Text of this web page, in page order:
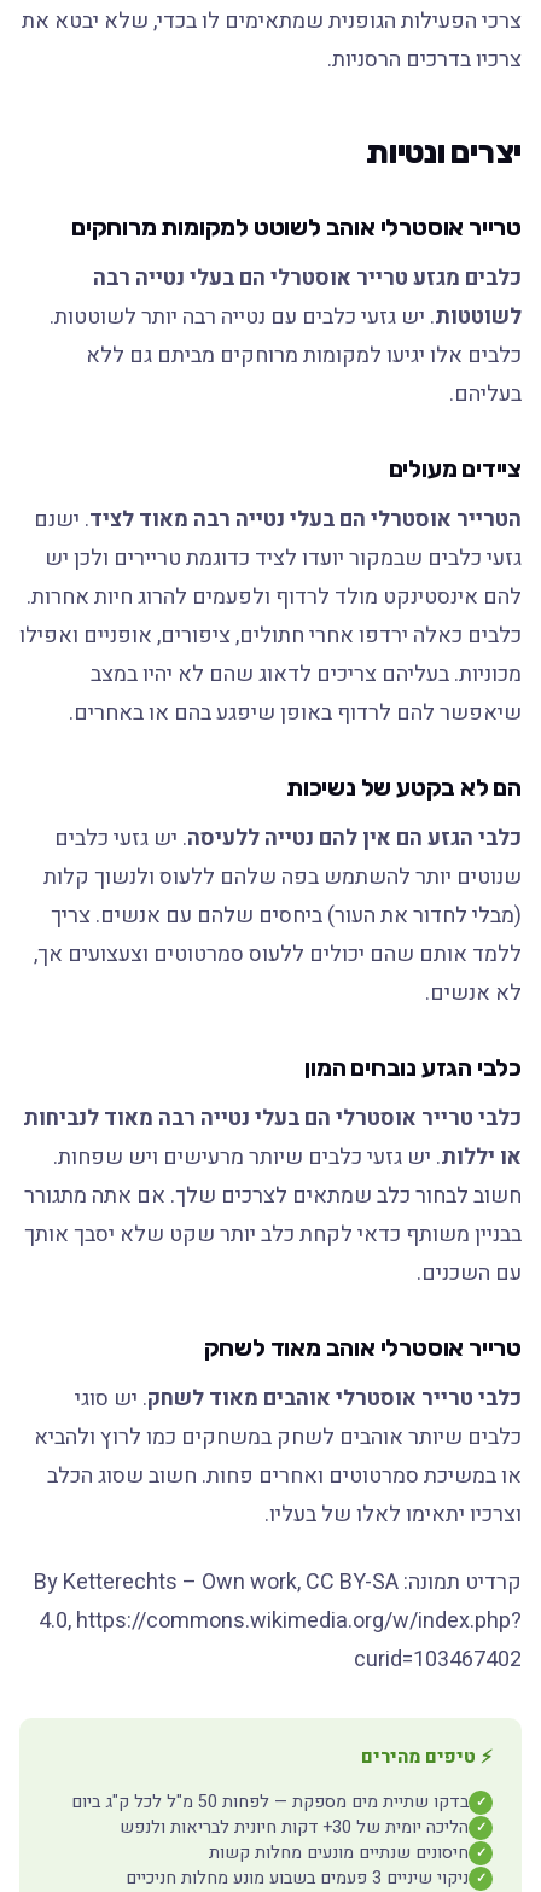
צרכי הפעילות הגופנית שמתאימים לו בכדי, שלא יבטא את
צרכיו בדרכים הרסניות.
יצרים ונטיות
טרייר אוסטרלי אוהב לשוטט למקומות מרוחקים
כלבים מגזע טרייר אוסטרלי הם בעלי נטייה רבה
לשוטטות. יש גזעי כלבים עם נטייה רבה יותר לשוטטות.
כלבים אלו יגיעו למקומות מרוחקים מביתם גם ללא
בעליהם.
ציידים מעולים
הטרייר אוסטרלי הם בעלי נטייה רבה מאוד לציד. ישנם
גזעי כלבים שבמקור יועדו לציד כדוגמת טריירים ולכן יש
להם אינסטינקט מולד לרדוף ולפעמים להרוג חיות אחרות.
כלבים כאלה ירדפו אחרי חתולים, ציפורים, אופניים ואפילו
מכוניות. בעליהם צריכים לדאוג שהם לא יהיו במצב
שיאפשר להם לרדוף באופן שיפגע בהם או באחרים.
הם לא בקטע של נשיכות
כלבי הגזע הם אין להם נטייה ללעיסה. יש גזעי כלבים
שנוטים יותר להשתמש בפה שלהם ללעוס ולנשוך קלות
(מבלי לחדור את העור) ביחסים שלהם עם אנשים. צריך
ללמד אותם שהם יכולים ללעוס סמרטוטים וצעצועים אך,
לא אנשים.
כלבי הגזע נובחים המון
כלבי טרייר אוסטרלי הם בעלי נטייה רבה מאוד לנביחות
או יללות. יש גזעי כלבים שיותר מרעישים ויש שפחות.
חשוב לבחור כלב שמתאים לצרכים שלך. אם אתה מתגורר
בבניין משותף כדאי לקחת כלב יותר שקט שלא יסבך אותך
עם השכנים.
טרייר אוסטרלי אוהב מאוד לשחק
כלבי טרייר אוסטרלי אוהבים מאוד לשחק. יש סוגי
כלבים שיותר אוהבים לשחק במשחקים כמו לרוץ ולהביא
או במשיכת סמרטוטים ואחרים פחות. חשוב שסוג הכלב
וצרכיו יתאימו לאלו של בעליו.
קרדיט תמונה: By Ketterechts – Own work, CC BY-SA
4.0, https://commons.wikimedia.org/w/index.php?
curid=103467402
⚡ טיפים מהירים
✓ בדקו שתיית מים מספקת — לפחות 50 מ"ל לכל ק"ג ביום
✓ הליכה יומית של 30+ דקות חיונית לבריאות ולנפש
✓ חיסונים שנתיים מונעים מחלות קשות
✓ ניקוי שיניים 3 פעמים בשבוע מונע מחלות חניכיים